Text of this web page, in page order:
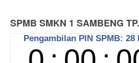
SPMB SMKN 1 SAMBENG